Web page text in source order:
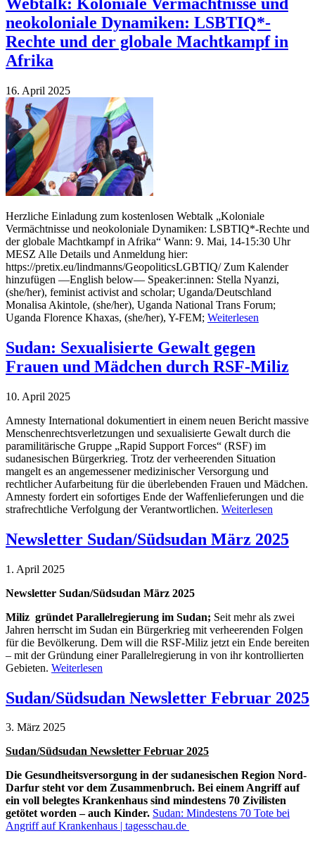
neokoloniale Dynamiken: LSBTIQ*-
Rechte und der globale Machtkampf in
Afrika
16. April 2025
Herzliche Einladung zum kostenlosen Webtalk „Koloniale
Vermächtnisse und neokoloniale Dynamiken: LSBTIQ*-Rechte und
der globale Machtkampf in Afrika“ Wann: 9. Mai, 14-15:30 Uhr
MESZ Alle Details und Anmeldung hier:
https://pretix.eu/lindmanns/GeopoliticsLGBTIQ/ Zum Kalender
hinzufügen —English below— Speaker:innen: Stella Nyanzi,
(she/her), feminist activist and scholar; Uganda/Deutschland
Monalisa Akintole, (she/her), Uganda National Trans Forum;
Uganda Florence Khaxas, (she/her), Y-FEM; Weiterlesen
Sudan: Sexualisierte Gewalt gegen
Frauen und Mädchen durch RSF-Miliz
10. April 2025
Amnesty International dokumentiert in einem neuen Bericht massive
Menschenrechtsverletzungen und sexualisierte Gewalt durch die
paramilitärische Gruppe „Rapid Support Forces“ (RSF) im
sudanesischen Bürgerkrieg. Trotz der verheerenden Situation
mangelt es an angemessener medizinischer Versorgung und
rechtlicher Aufarbeitung für die überlebenden Frauen und Mädchen.
Amnesty fordert ein sofortiges Ende der Waffenlieferungen und die
strafrechtliche Verfolgung der Verantwortlichen. Weiterlesen
Newsletter Sudan/Südsudan März 2025
1. April 2025
Newsletter Sudan/Südsudan März 2025
Miliz gründet Parallelregierung im Sudan; Seit mehr als zwei
Jahren herrscht im Sudan ein Bürgerkrieg mit verheerenden Folgen
für die Bevölkerung. Dem will die RSF-Miliz jetzt ein Ende bereiten
– mit der Gründung einer Parallelregierung in von ihr kontrollierten
Gebieten. Weiterlesen
Sudan/Südsudan Newsletter Februar 2025
3. März 2025
Sudan/Südsudan Newsletter Februar 2025
Die Gesundheitsversorgung in der sudanesischen Region Nord-
Darfur steht vor dem Zusammenbruch. Bei einem Angriff auf
ein voll belegtes Krankenhaus sind mindestens 70 Zivilisten
getötet worden – auch Kinder. Sudan: Mindestens 70 Tote bei
Angriff auf Krankenhaus | tagesschau.de